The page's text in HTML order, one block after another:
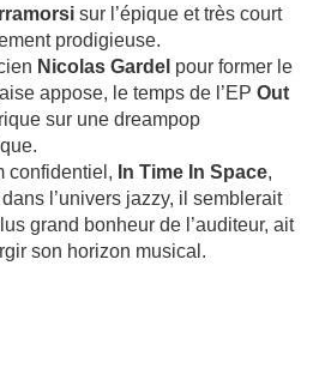
sur l’épique et très court
prodigieuse.
Nicolas Gardel pour former le
appose, le temps de l’EP Out
sur une dreampop
confidentiel, In Time In Space,
l’univers jazzy, il semblerait
grand bonheur de l’auditeur, ait
son horizon musical.